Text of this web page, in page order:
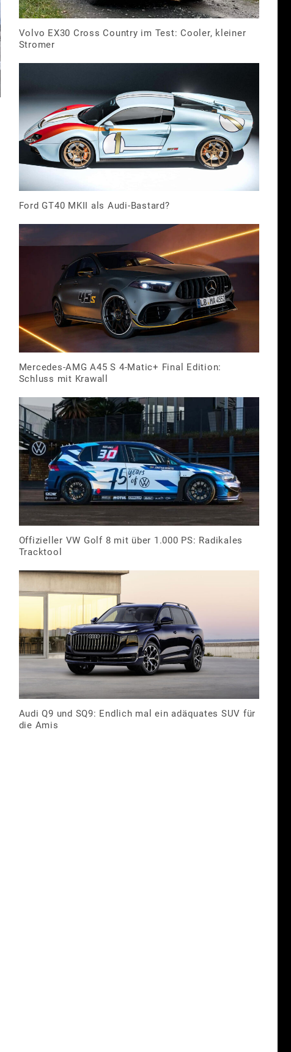
Volvo EX30 Cross Country im Test: Cooler, kleiner
Stromer
Ford GT40 MKII als Audi-Bastard?
Mercedes-AMG A45 S 4-Matic+ Final Edition:
Schluss mit Krawall
Offizieller VW Golf 8 mit über 1.000 PS: Radikales
Tracktool
Audi Q9 und SQ9: Endlich mal ein adäquates SUV für
die Amis